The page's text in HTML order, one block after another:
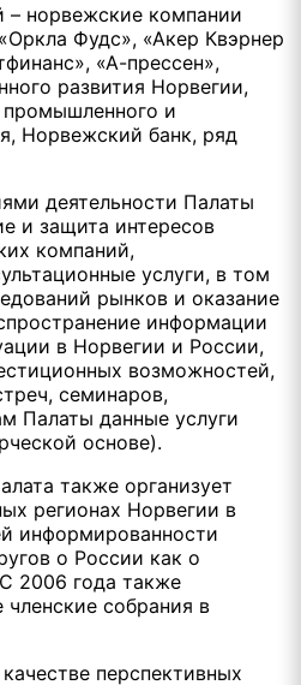
– норвежские компании
Фудс», «Акер Квэрнер
«А-прессен»,
развития Норвегии,
и
Норвежский банк, ряд
деятельности Палаты
и защита интересов
компаний,
услуги, в том
рынков и оказание
информации
в Норвегии и России,
возможностей,
семинаров,
Палаты данные услуги
основе).
также организует
регионах Норвегии в
информированности
о России как о
2006 года также
членские собрания в
перспективных